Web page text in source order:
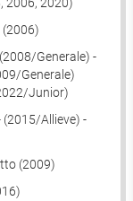
Generale) -
Generale)
Junior)
Allieve) -
(2009)